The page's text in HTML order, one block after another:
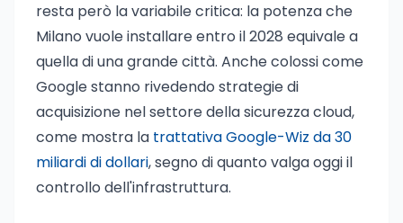
resta però la variabile critica: la potenza che
Milano vuole installare entro il 2028 equivale a
quella di una grande città. Anche colossi come
Google stanno rivedendo strategie di
acquisizione nel settore della sicurezza cloud,
come mostra la trattativa Google-Wiz da 30
miliardi di dollari, segno di quanto valga oggi il
controllo dell'infrastruttura.